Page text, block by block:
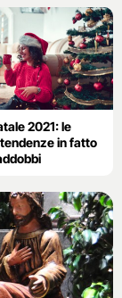
2021: le
in fatto